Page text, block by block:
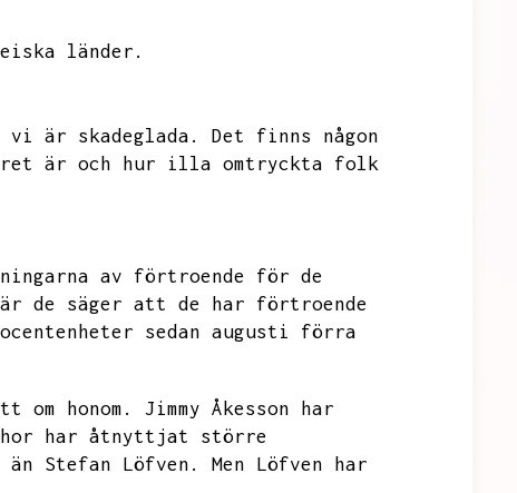
länder.
är skadeglada.
Det finns någon
är och hur illa omtryckta folk
av förtroende för de
de säger att de har förtroende
sedan augusti förra
om honom.
Jimmy Åkesson har
har åtnyttjat större
än Stefan Löfven.
Men Löfven har